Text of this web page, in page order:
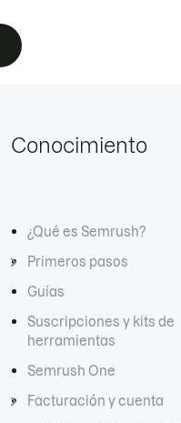
Conocimiento
¿Qué es Semrush?
Primeros pasos
Guías
Suscripciones y kits de
herramientas
Semrush One
Facturación y cuenta